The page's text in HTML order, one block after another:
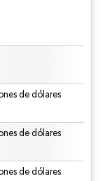
de dólares
de dólares
de dólares